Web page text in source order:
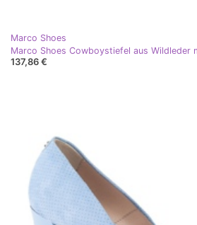
Marco Shoes
137,86 €